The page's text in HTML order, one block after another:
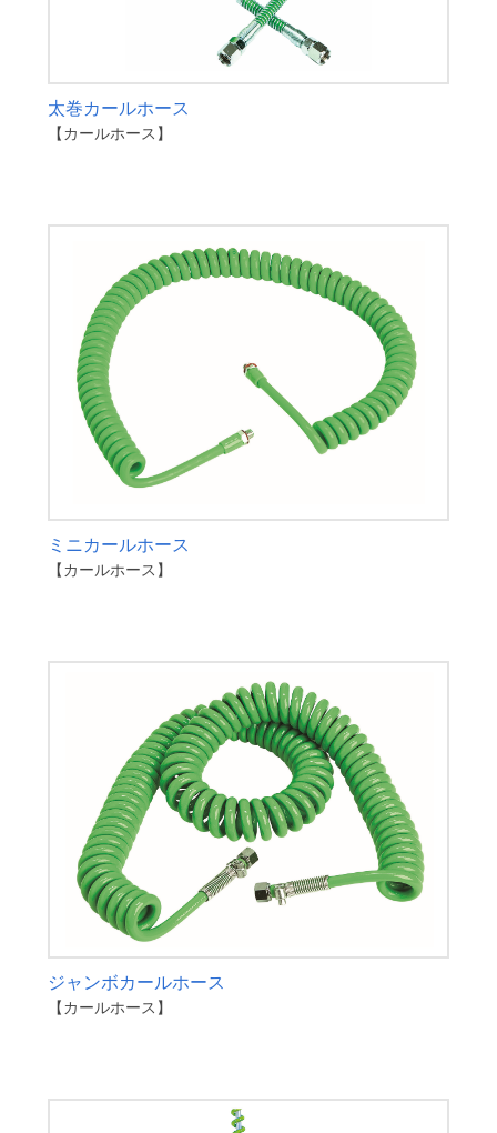
太巻カールホース
【カールホース】
ミニカールホース
【カールホース】
ジャンボカールホース
【カールホース】